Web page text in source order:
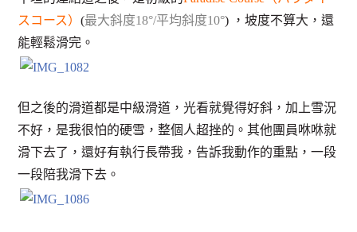
スコース）(最大斜度18°/平均斜度10°) ，坡度不算大，還
能輕鬆滑完。
但之後的滑道都是中級滑道，光看就覺得好斜，加上雪況
不好，是我很怕的硬雪，整個人超挫的。其他團員咻咻就
滑下去了，還好有執行長帶我，告訴我動作的重點，一段
一段陪我滑下去。